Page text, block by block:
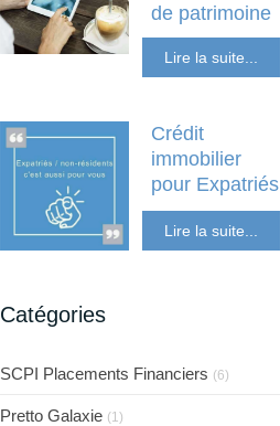
de patrimoine
Financiers
Lire la suite...
Crédit
immobilier
pour Expatriés
résident Expatriés
Lire la suite...
Catégories
SCPI Placements Financiers (6)
Pretto Galaxie (1)